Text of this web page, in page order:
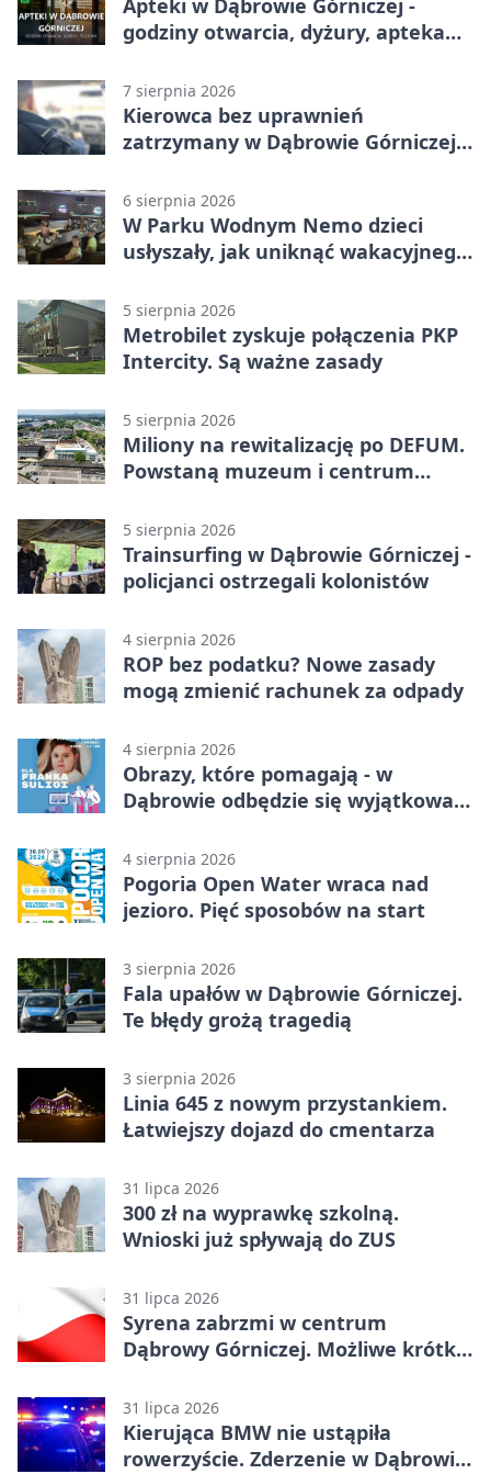
Apteki w Dąbrowie Górniczej -
godziny otwarcia, dyżury, apteka
7 sierpnia 2026
Kierowca bez uprawnień
zatrzymany w Dąbrowie Górniczej.
6 sierpnia 2026
W Parku Wodnym Nemo dzieci
usłyszały, jak uniknąć wakacyjnego
5 sierpnia 2026
Metrobilet zyskuje połączenia PKP
Intercity. Są ważne zasady
5 sierpnia 2026
Miliony na rewitalizację po DEFUM.
Powstaną muzeum i centrum
5 sierpnia 2026
Trainsurfing w Dąbrowie Górniczej -
policjanci ostrzegali kolonistów
4 sierpnia 2026
ROP bez podatku? Nowe zasady
mogą zmienić rachunek za odpady
4 sierpnia 2026
Obrazy, które pomagają - w
Dąbrowie odbędzie się wyjątkowa
4 sierpnia 2026
Pogoria Open Water wraca nad
jezioro. Pięć sposobów na start
3 sierpnia 2026
Fala upałów w Dąbrowie Górniczej.
Te błędy grożą tragedią
3 sierpnia 2026
Linia 645 z nowym przystankiem.
Łatwiejszy dojazd do cmentarza
31 lipca 2026
300 zł na wyprawkę szkolną.
Wnioski już spływają do ZUS
31 lipca 2026
Syrena zabrzmi w centrum
Dąbrowy Górniczej. Możliwe krótkie
31 lipca 2026
Kierująca BMW nie ustąpiła
rowerzyście. Zderzenie w Dąbrowie